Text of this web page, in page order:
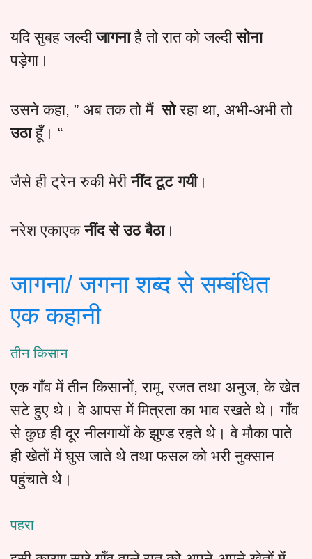
यदि सुबह जल्दीजागनाहै तो रात को जल्दीसोना
पड़ेगा।
उसने कहा, ” अब तक तो मैंसोरहा था, अभी-अभी तो
उठाहूँ। “
जैसे ही ट्रेन रुकी मेरीनींद टूट गयी।
नरेश एकाएकनींद से उठ बैठा।
जागना/ जगना शब्द से सम्बंधित
एक कहानी
तीन किसान
एक गाँव में तीन किसानों, रामू, रजत तथा अनुज, के खेत
सटे हुए थे। वे आपस में मित्रता का भाव रखते थे। गाँव
से कुछ ही दूर नीलगायों के झुण्ड रहते थे। वे मौका पाते
ही खेतों में घुस जाते थे तथा फसल को भरी नुक्सान
पहुंचाते थे।
पहरा